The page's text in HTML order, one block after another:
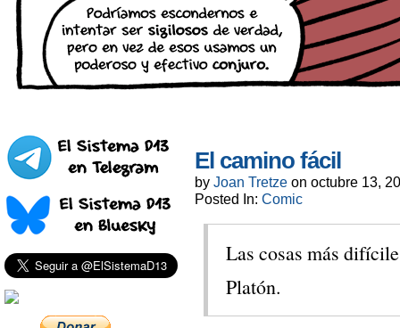
El camino fácil
by Joan Tretze on octubre 13,
Posted In: Comic
Las cosas más
Platón.